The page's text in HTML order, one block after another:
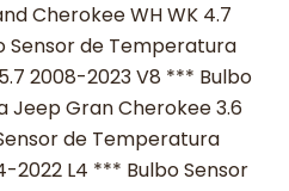
Cherokee WH WK 4.7
Sensor de Temperatura
2008-2023 V8 *** Bulbo
Jeep Gran Cherokee 3.6
de Temperatura
2022 L4 *** Bulbo Sensor